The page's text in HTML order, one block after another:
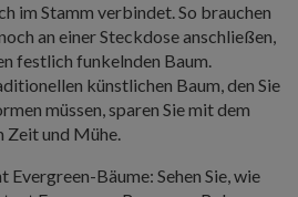
im Stamm verbindet. So brauchen
an einer Steckdose anschließen,
festlich funkelnden Baum.
künstlichen Baum, den Sie
müssen, sparen Sie mit dem
Zeit und Mühe.
Bäume: Sehen Sie, wie